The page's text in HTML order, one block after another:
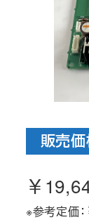
販売
￥
※参考定価